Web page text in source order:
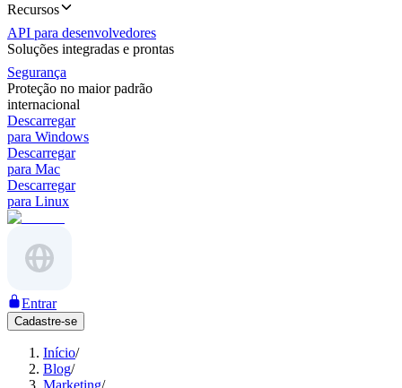
Recursos
API para desenvolvedores
Soluções integradas e prontas
Segurança
Proteção no maior padrão
internacional
Descarregar
para Windows
Descarregar
para Mac
Descarregar
para Linux
Entrar
Cadastre-se
Início/
Blog/
Marketing/